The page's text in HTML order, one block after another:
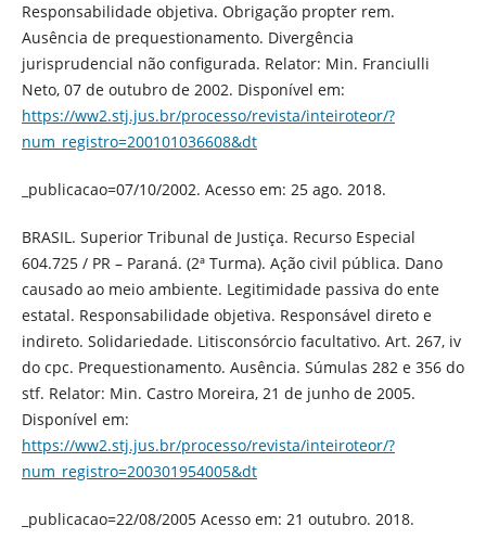
Responsabilidade objetiva. Obrigação propter rem.
Ausência de prequestionamento. Divergência
jurisprudencial não configurada. Relator: Min. Franciulli
Neto, 07 de outubro de 2002. Disponível em:
https://ww2.stj.jus.br/processo/revista/inteiroteor/?
num_registro=200101036608&dt
_publicacao=07/10/2002. Acesso em: 25 ago. 2018.
BRASIL. Superior Tribunal de Justiça. Recurso Especial
604.725 / PR – Paraná. (2ª Turma). Ação civil pública. Dano
causado ao meio ambiente. Legitimidade passiva do ente
estatal. Responsabilidade objetiva. Responsável direto e
indireto. Solidariedade. Litisconsórcio facultativo. Art. 267, iv
do cpc. Prequestionamento. Ausência. Súmulas 282 e 356 do
stf. Relator: Min. Castro Moreira, 21 de junho de 2005.
Disponível em:
https://ww2.stj.jus.br/processo/revista/inteiroteor/?
num_registro=200301954005&dt
_publicacao=22/08/2005 Acesso em: 21 outubro. 2018.